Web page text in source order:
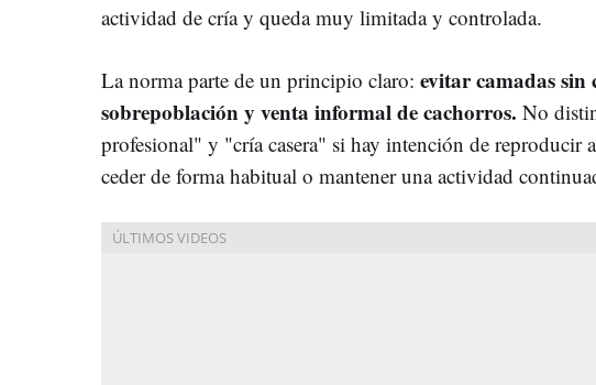
actividad de cría y queda muy limitada y controlada.
La norma parte de un principio claro: evitar camadas sin
sobrepoblación y venta informal de cachorros. No
profesional" y "cría casera" si hay intención de reproducir
ceder de forma habitual o mantener una actividad